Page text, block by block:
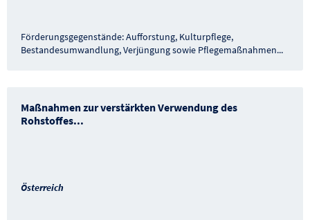
Förderungsgegenstände: Aufforstung, Kulturpflege,
Bestandesumwandlung, Verjüngung sowie Pflegemaßnahmen...
Maßnahmen zur verstärkten Verwendung des
Rohstoffes...
Österreich